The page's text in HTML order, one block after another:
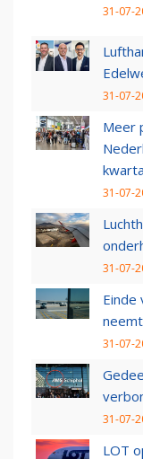
31-07-
31-07-
Meer
31-07-
31-07-
Einde
31-07-
31-07-
LOT